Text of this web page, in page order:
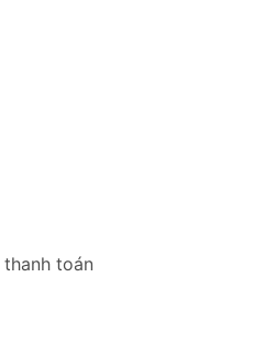
nhất.
linh hoạt
phụ kiện tiện ích tại
cho thiết bị công nghệ và
toán